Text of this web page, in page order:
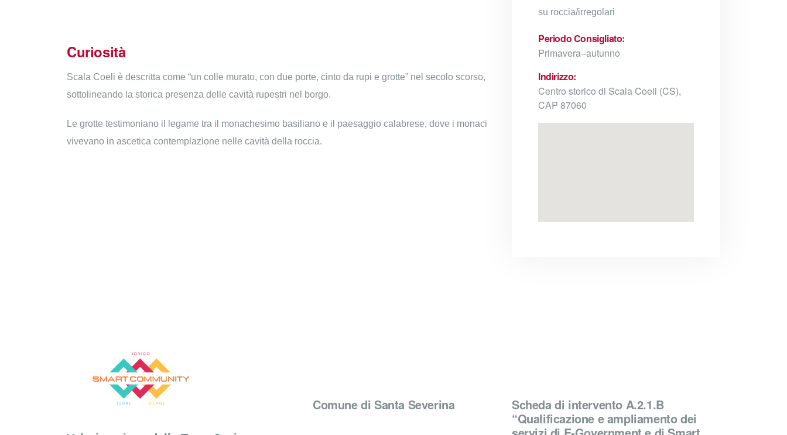
Curiosità
Scala Coeli è descritta come “un colle murato, con due porte, cinto da rupi e grotte” nel secolo scorso,
sottolineando la storica presenza delle cavità rupestri nel borgo.
Le grotte testimoniano il legame tra il monachesimo basiliano e il paesaggio calabrese, dove i monaci
vivevano in ascetica contemplazione nelle cavità della roccia.
su roccia/irregolari
Periodo Consigliato:
Primavera–autunno
Indirizzo:
Centro storico di Scala Coeli (CS),
CAP 87060
Comune di Santa Severina
Scheda di intervento A.2.1.B
“Qualificazione e ampliamento dei